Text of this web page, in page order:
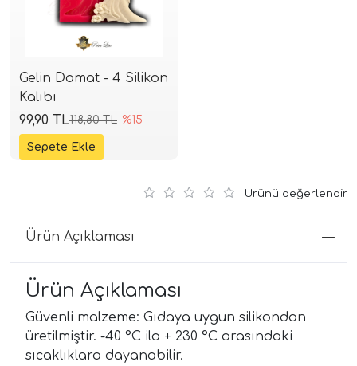
Gelin Damat - 4 Silikon
Kalıbı
118,80 TL %15
99,90 TL
Ürünü değerlendir
Ürün Açıklaması
Ürün Açıklaması
Güvenli malzeme: Gıdaya uygun silikondan
üretilmiştir. -40 °C ila + 230 °C arasındaki
sıcaklıklara dayanabilir.